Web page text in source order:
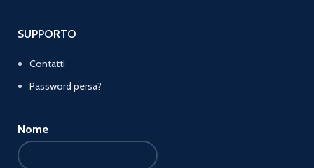
SUPPORTO
Contatti
Password persa?
Nome